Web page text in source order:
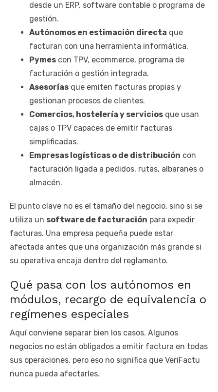
desde un ERP, software contable o programa de
gestión.
Autónomos en estimación directa que
facturan con una herramienta informática.
Pymes con TPV, ecommerce, programa de
facturación o gestión integrada.
Asesorías que emiten facturas propias y
gestionan procesos de clientes.
Comercios, hostelería y servicios que usan
cajas o TPV capaces de emitir facturas
simplificadas.
Empresas logísticas o de distribución con
facturación ligada a pedidos, rutas, albaranes o
almacén.
El punto clave no es el tamaño del negocio, sino si se
utiliza un software de facturación para expedir
facturas. Una empresa pequeña puede estar
afectada antes que una organización más grande si
su operativa encaja dentro del reglamento.
Qué pasa con los autónomos en
módulos, recargo de equivalencia o
regímenes especiales
Aquí conviene separar bien los casos. Algunos
negocios no están obligados a emitir factura en todas
sus operaciones, pero eso no significa que VeriFactu
nunca pueda afectarles.